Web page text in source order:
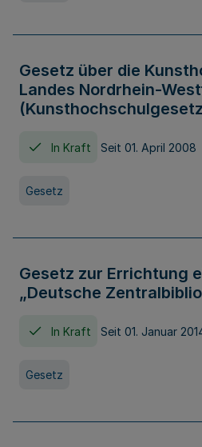
Gesetz über die
Landes Nordrhein-
In Kraft Seit 01. April 2008
Gesetz
Gesetz zur Errichtung
„Deutsche
In Kraft Seit 01. Januar
Gesetz